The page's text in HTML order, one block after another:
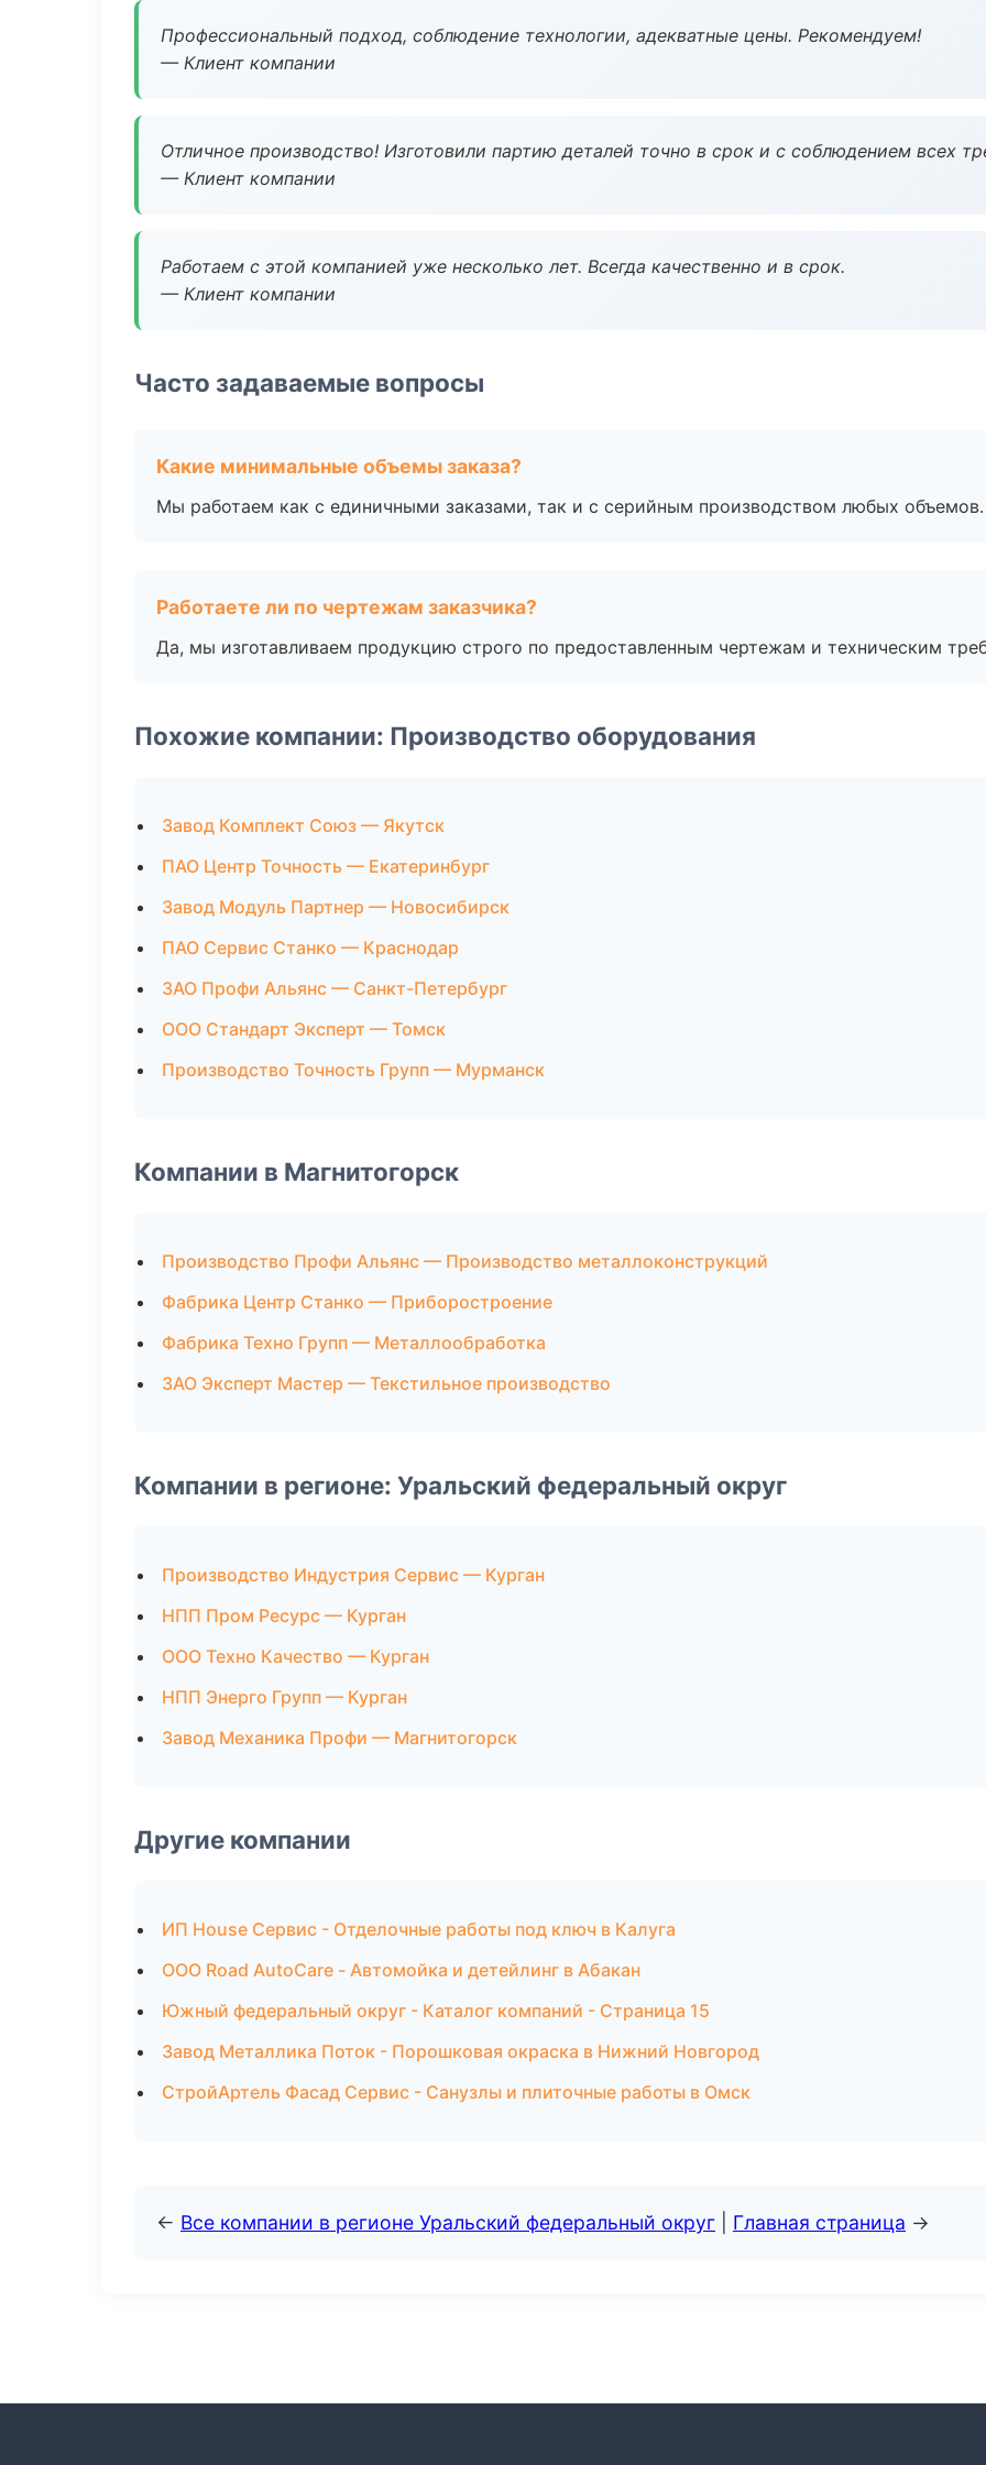
Профессиональный подход, соблюдение технологии, адекватные цены. Рекомендуем!
— Клиент компании
Отличное производство! Изготовили партию деталей точно в срок и с соблюдением всех
— Клиент компании
Работаем с этой компанией уже несколько лет. Всегда качественно и в срок.
— Клиент компании
Часто задаваемые вопросы
Какие минимальные объемы заказа?
Мы работаем как с единичными заказами, так и с серийным производством любых объемов.
Работаете ли по чертежам заказчика?
Да, мы изготавливаем продукцию строго по предоставленным чертежам и техническим
Похожие компании: Производство оборудования
Завод Комплект Союз — Якутск
ПАО Центр Точность — Екатеринбург
Завод Модуль Партнер — Новосибирск
ПАО Сервис Станко — Краснодар
ЗАО Профи Альянс — Санкт-Петербург
ООО Стандарт Эксперт — Томск
Производство Точность Групп — Мурманск
Компании в Магнитогорск
Производство Профи Альянс — Производство металлоконструкций
Фабрика Центр Станко — Приборостроение
Фабрика Техно Групп — Металлообработка
ЗАО Эксперт Мастер — Текстильное производство
Компании в регионе: Уральский федеральный округ
Производство Индустрия Сервис — Курган
НПП Пром Ресурс — Курган
ООО Техно Качество — Курган
НПП Энерго Групп — Курган
Завод Механика Профи — Магнитогорск
Другие компании
ИП House Сервис - Отделочные работы под ключ в Калуга
ООО Road AutoCare - Автомойка и детейлинг в Абакан
Южный федеральный округ - Каталог компаний - Страница 15
Завод Металлика Поток - Порошковая окраска в Нижний Новгород
СтройАртель Фасад Сервис - Санузлы и плиточные работы в Омск
← Все компании в регионе Уральский федеральный округ Главная страница →